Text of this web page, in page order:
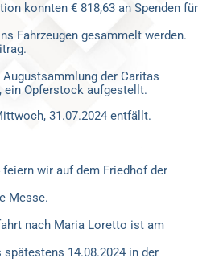
konnten € 818,63 an Spenden für
Fahrzeugen gesammelt werden.
der Caritas
ein Opferstock aufgestellt.
31.07.2024 entfällt.
wir auf dem Friedhof der
Messe.
nach Maria Loretto ist am
14.08.2024 in der